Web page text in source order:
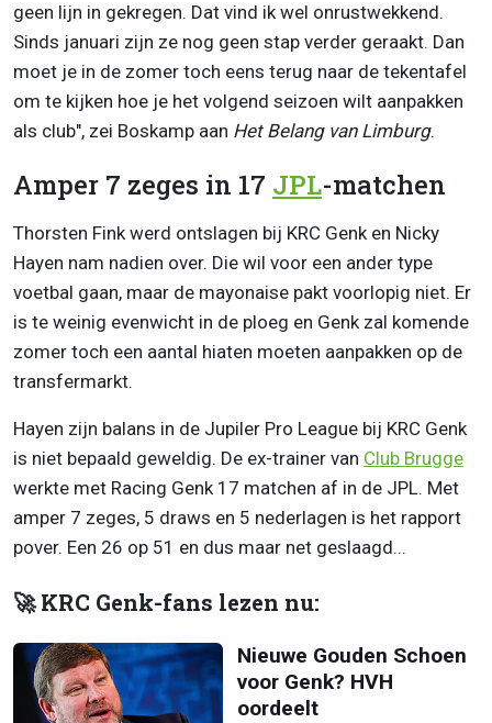
geen lijn in gekregen. Dat vind ik wel onrustwekkend.
Sinds januari zijn ze nog geen stap verder geraakt. Dan
moet je in de zomer toch eens terug naar de tekentafel
om te kijken hoe je het volgend seizoen wilt aanpakken
als club", zei Boskamp aan Het Belang van Limburg.
Amper 7 zeges in 17 JPL-matchen
Thorsten Fink werd ontslagen bij KRC Genk en Nicky
Hayen nam nadien over. Die wil voor een ander type
voetbal gaan, maar de mayonaise pakt voorlopig niet. Er
is te weinig evenwicht in de ploeg en Genk zal komende
zomer toch een aantal hiaten moeten aanpakken op de
transfermarkt.
Hayen zijn balans in de Jupiler Pro League bij KRC Genk
is niet bepaald geweldig. De ex-trainer van Club Brugge
werkte met Racing Genk 17 matchen af in de JPL. Met
amper 7 zeges, 5 draws en 5 nederlagen is het rapport
pover. Een 26 op 51 en dus maar net geslaagd...
🚀 KRC Genk-fans lezen nu:
Nieuwe Gouden Schoen
voor Genk? HVH
oordeelt